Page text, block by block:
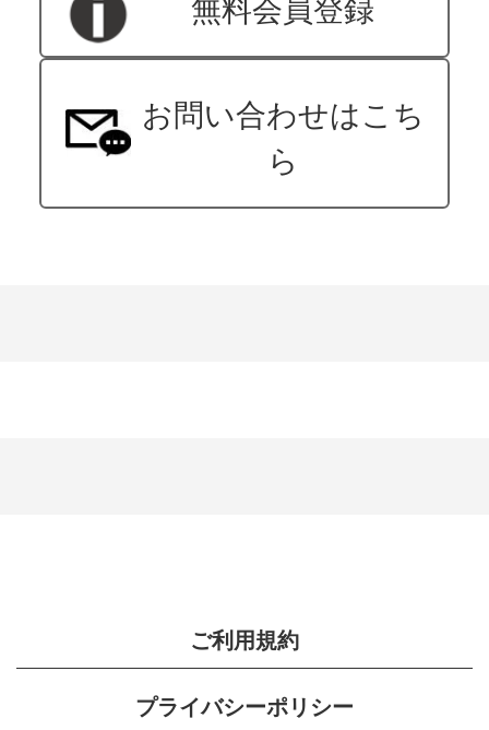
無料会員登録
お問い合わせはこち
ら
ご利用規約
プライバシーポリシー